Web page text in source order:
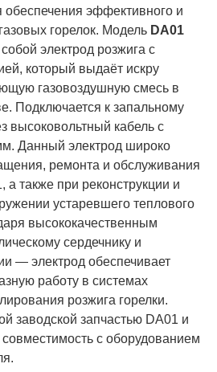
эффективного и
горелок. Модель DA01
электрод розжига с
который выдаёт искру
газовоздушную смесь в
Подключается к запальному
высоковольтный кабель с
Данный электрод широко
ремонта и обслуживания
а также при реконструкции и
устаревшего теплового
высококачественным
сердечнику и
— электрод обеспечивает
работу в системах
розжига горелки.
заводской запчастью DA01 и
с оборудованием